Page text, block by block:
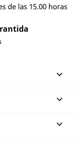
de las 15.00 horas


